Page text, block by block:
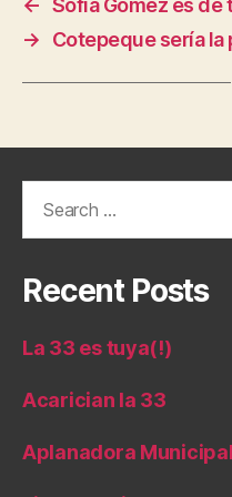
← Sofía Gomez es de
→
Cotepeque sería
Recent Posts
La 33 es tuya(!)
Acarician la 33
Aplanadora Municipal